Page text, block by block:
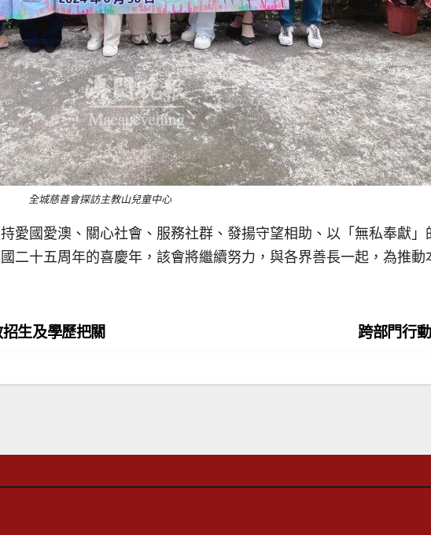
全城慈善會探訪主教山兒童中心
愛國愛澳、關心社會、服務社群、發揚守望相助、以「無私奉獻
二十五周年的喜慶年，該會將繼續努力，與各界善長一起，為推動
跨部門行
生及學歷把關